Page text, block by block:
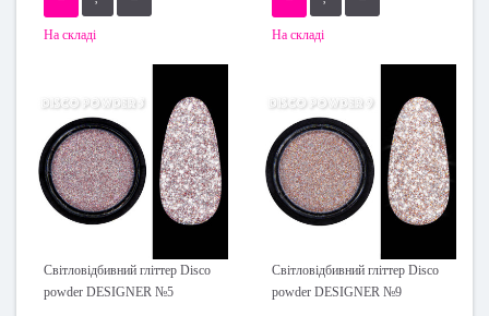
На складі На складі
Світловідбивний гліттер Disco
powder DESIGNER №5
Світловідбивний гліттер Disco
powder DESIGNER №9